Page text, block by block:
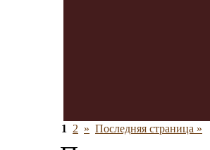
1 2 » Последняя страница »